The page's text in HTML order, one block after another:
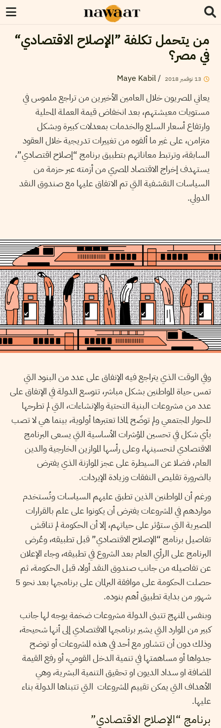
من يتحمل تكلفة ”الإصلاح الاقتصادي“
في مصر؟
13 نوفمبر 2018
/
Maye Kabil
يعاني المصريون خلال العامين الأخيرين من تراجع ملموس في
مستويات معيشتهم، بعد انخفاض قيمة العملة المحلية
وارتفاع أسعار السلع والخدمات بمعدلات كبيرة وبشكل
متزامن، على غير ما ألفوه من تغييرات تدريجية خلال العقود
السابقة، وترتبط معاناتهم بتطبيق برنامج “إصلاح اقتصادي”،
يستهدف إخراج الاقتصاد المصري من أزمته عبر حزمة من
السياسات التقشفية التي تم الاتفاق عليها مع صندوق النقد
الدولي.
وفي الوقت الذي يتراجع فيه الإنفاق على عدد من البنود التي
تمس حياة المواطنين بشكل مباشر، تتوسع الدولة في الإنفاق على
عدد من مشروعات البنية التحتية والإنشاءات، التي لم تطرحها
للحوار المجتمعي ولم توضّح لماذا تعتبرها أولوية، بينما هي لا تصب
بأي شكل في تحسين المؤشرات الأساسية التي يسعى البرنامج
الاقتصادي لتحسينها، وعلى رأسها الموازين الخارجية والدين
العام، فضلا عن السيطرة على عجز الموازنة الذي يفترض
بالضرورة تقليص النفقات وزيادة الإيردات.
ورغم أن المواطنين الذين تطبق عليهم السياسات وتُستخدم
مواردهم في المشروعات يفترض أن يكونوا على علم بالقرارات
المصيرية التي ستؤثر على حياتهم، إلا أن الحكومة لم تناقش
تفاصيل برنامج “الإصلاح الاقتصادي” قبل تطبيقه، وعُرض
البرنامج على الرأي العام بعد الشروع في تطبيقه، وجاء الإعلان
عن تفاصيله من جانب صندوق النقد أولا، قبل الحكومة، ثم
حصلت الحكومة على موافقة البرلمان على برنامجها بعد نحو 5
شهور من بداية تطبيق أهم بنوده.
وبنفس المنهج تتبنى الدولة مشروعات ضخمة يوجه لها جانب
كبير من الموارد التي يشير برنامجها الاقتصادي إلى أنها شحيحة،
وذلك دون أن تتشاور مع أحد في هذه المشروعات أو توضح
جدواها أو مساهمتها في تنمية الدخل القومي، أو رفع القيمة
المضافة او سداد الديون او تحقيق التنمية البشرية، وهي
الأهداف التي يمكن تقييم المشروعات التي تتبناها الدولة بناء
عليها.
برنامج “الإصلاح الاقتصادي”